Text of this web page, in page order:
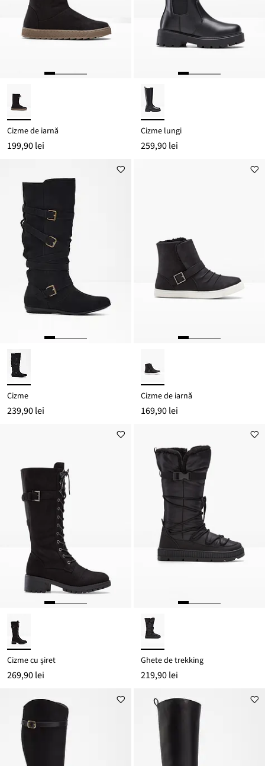
Cizme de iarnă
199,90 lei
Cizme lungi
259,90 lei
Cizme
239,90 lei
Cizme de iarnă
169,90 lei
Cizme cu șiret
269,90 lei
Ghete de trekking
219,90 lei